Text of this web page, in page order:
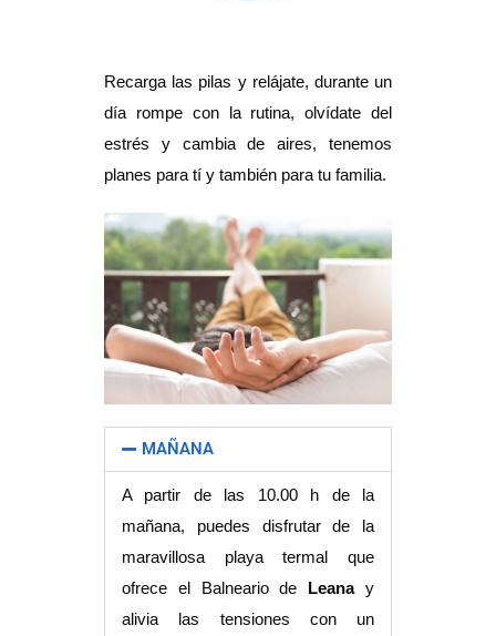
Recarga las pilas y relájate, durante un
día rompe con la rutina, olvídate del
estrés y cambia de aires, tenemos
planes para tí y también para tu familia.
MAÑANA
A partir de las 10.00 h de la
mañana, puedes disfrutar de la
maravillosa playa termal que
ofrece el Balneario de Leanay
alivia las tensiones con un